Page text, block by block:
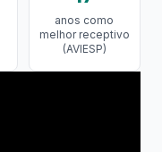
anos como
melhor receptivo
(AVIESP)